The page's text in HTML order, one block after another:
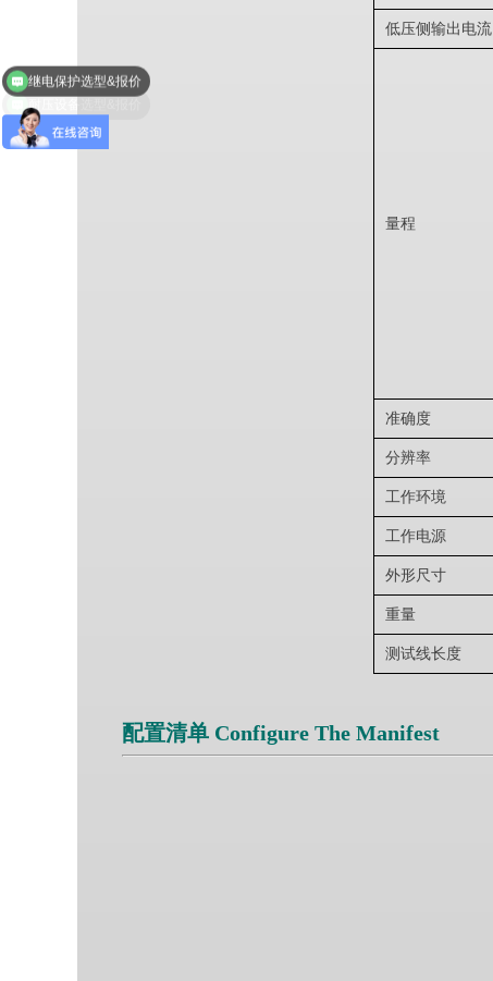
低压侧输出电流
量程
准确度
分辨率
工作环境
工作电源
外形尺寸
重量
测试线长度
配置清单 Configure The Manifest
耐压设备选型&报价